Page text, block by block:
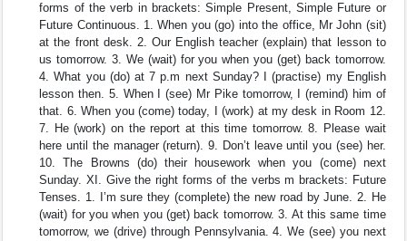
forms of the verb in brackets: Simple Present, Simple Future or
Future Continuous. 1. When you (go) into the office, Mr John (sit)
at the front desk. 2. Our English teacher (explain) that lesson to
us tomorrow. 3. We (wait) for you when you (get) back tomorrow.
4. What you (do) at 7 p.m next Sunday? I (practise) my English
lesson then. 5. When I (see) Mr Pike tomorrow, I (remind) him of
that. 6. When you (come) today, I (work) at my desk in Room 12.
7. He (work) on the report at this time tomorrow. 8. Please wait
here until the manager (return). 9. Don’t leave until you (see) her.
10. The Browns (do) their housework when you (come) next
Sunday. XI. Give the right forms of the verbs m brackets: Future
Tenses. 1. I’m sure they (complete) the new road by June. 2. He
(wait) for you when you (get) back tomorrow. 3. At this same time
tomorrow, we (drive) through Pennsylvania. 4. We (see) you next